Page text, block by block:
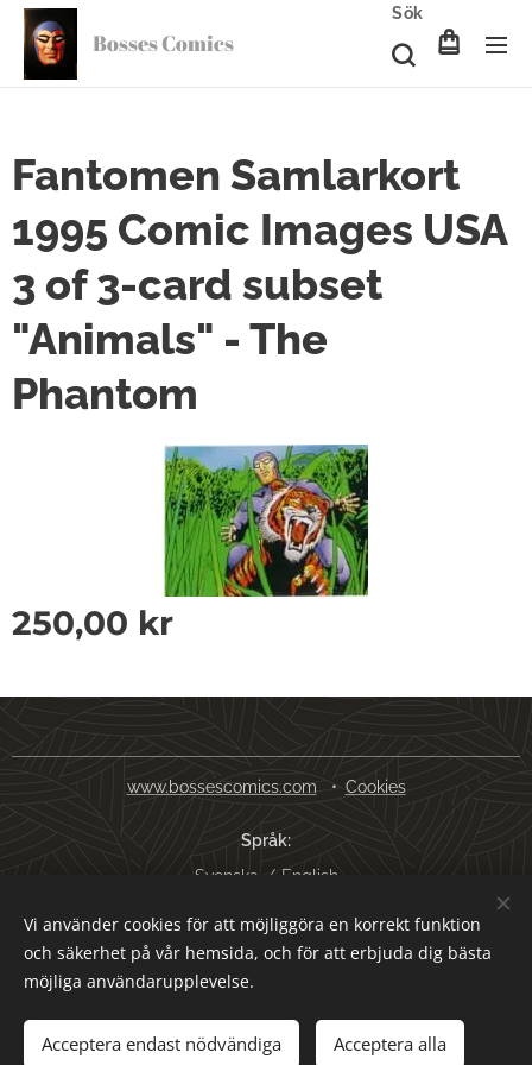
Bosses Comics
Sök
Fantomen Samlarkort
1995 Comic Images USA
3 of 3-card subset
"Animals" - The
Phantom
250,00 kr
Lägg i kundvagnen
www.bossescomics.com Cookies
Språk
Svenska
English
Valutor
SEK kr
USD $ EUR € AUD $
Vi använder cookies för att möjliggöra en korrekt funktion
och säkerhet på vår hemsida, och för att erbjuda dig bästa
möjliga användarupplevelse.
Acceptera endast nödvändiga Acceptera alla